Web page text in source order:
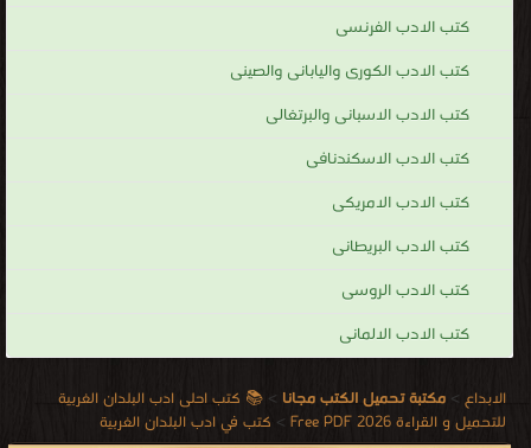
كتب الادب الفرنسى
كتب الادب الكورى واليابانى والصينى
كتب الادب الاسبانى والبرتغالى
كتب الادب الاسكندنافى
كتب الادب الامريكى
كتب الادب البريطانى
كتب الادب الروسى
كتب الادب الالمانى
الابداع > مكتبة تحميل الكتب مجانا > 📚 كتب احلى ادب البلدان الغربية
للتحميل و القراءة 2026 Free PDF
> كتب في ادب البلدان الغربية